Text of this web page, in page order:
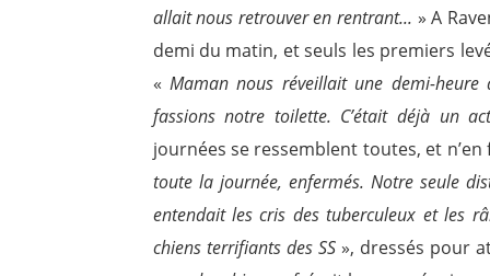
allait nous retrouver en rentrant... » A
demi du matin, et seuls les premiers
« Maman nous réveillait une demi-
fassions notre toilette. C’était déjà un
journées se ressemblent toutes, et
toute la journée, enfermés. Notre seule
entendait les cris des tuberculeux et les
chiens terrifiants des SS», dressés pour